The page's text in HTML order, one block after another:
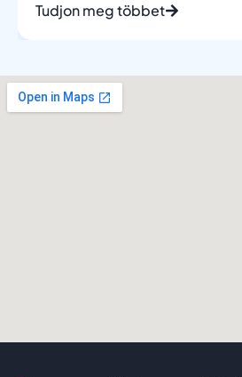
Tudjon meg többet